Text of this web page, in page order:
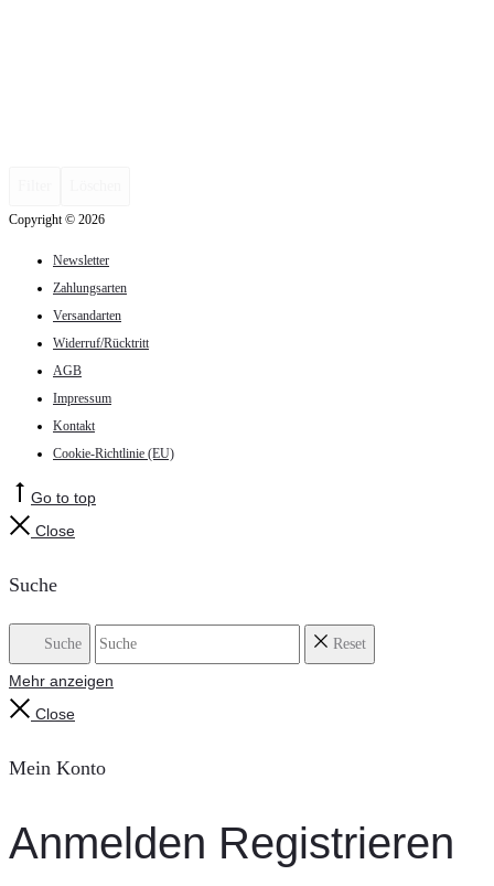
Copyright © 2026
Newsletter
Zahlungsarten
Versandarten
Widerruf/Rücktritt
AGB
Impressum
Kontakt
Cookie-Richtlinie (EU)
Go to top
Close
Suche
Suche Reset
Mehr anzeigen
Close
Mein Konto
Anmelden Registrieren